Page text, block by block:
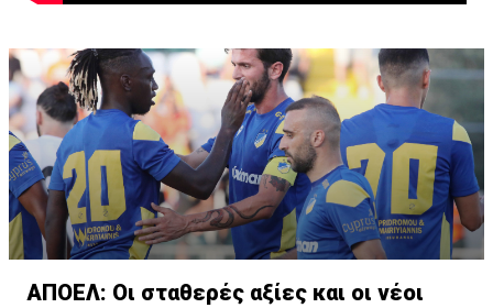
ΑΠΟΕΛ: Οι σταθερές αξίες και οι νέοι